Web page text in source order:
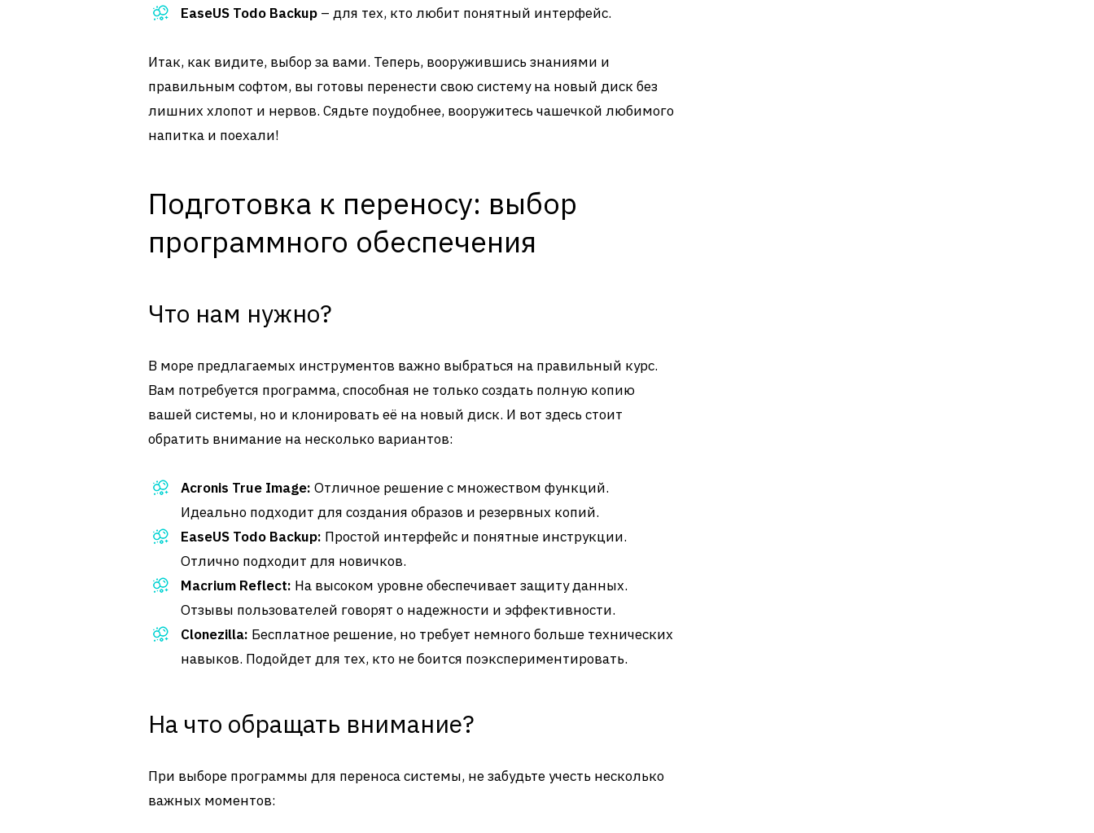
EaseUS Todo Backup – для тех, кто любит понятный интерфейс.
Итак, как видите, выбор за вами. Теперь, вооружившись знаниями и
правильным софтом, вы готовы перенести свою систему на новый диск без
лишних хлопот и нервов. Сядьте поудобнее, вооружитесь чашечкой любимого
напитка и поехали!
Подготовка к переносу: выбор
программного обеспечения
Что нам нужно?
В море предлагаемых инструментов важно выбраться на правильный курс.
Вам потребуется программа, способная не только создать полную копию
вашей системы, но и клонировать её на новый диск. И вот здесь стоит
обратить внимание на несколько вариантов:
Acronis True Image: Отличное решение с множеством функций.
Идеально подходит для создания образов и резервных копий.
EaseUS Todo Backup: Простой интерфейс и понятные инструкции.
Отлично подходит для новичков.
Macrium Reflect: На высоком уровне обеспечивает защиту данных.
Отзывы пользователей говорят о надежности и эффективности.
Clonezilla: Бесплатное решение, но требует немного больше технических
навыков. Подойдет для тех, кто не боится поэкспериментировать.
На что обращать внимание?
При выборе программы для переноса системы, не забудьте учесть несколько
важных моментов: